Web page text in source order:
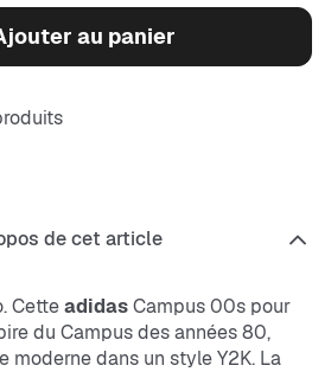
au panier
de cet article
CetteadidasCampus 00s pour
du Campus des années 80,
moderne dans un style Y2K. La
mélange de matériaux donnent